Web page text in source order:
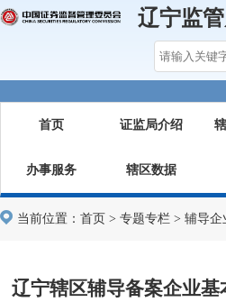
辽宁监
首页 证监局介绍
办事服务 辖区数据
当前位置： 首页 > 专题专栏 > 辅导企
辽宁辖区辅导备案企业